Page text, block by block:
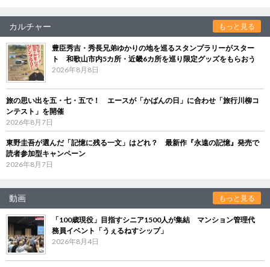
カルチャー もっと見る
豊臣秀吉・秀長兄弟ゆかりの地を巡るスタンプラリーがスター
ト 和歌山市内5カ所・近畿6カ所を巡り限定グッズをもらおう
2026年8月8日
旅の思い出を五・七・五で！ エースが「かばんの日」に合わせ「旅行川柳コ
ンテスト」を開催
2026年8月7日
東野圭吾が選んだ「記憶に残る一文」はどれ？ 最新作『永遠の記憶』発売で
読者参加型キャンペーン
2026年8月7日
動画 もっと見る
「100歳現役」目指すシニア1500人が集結 マンション管理代
務員イベント「うぇるねすシップ」
2026年8月4日